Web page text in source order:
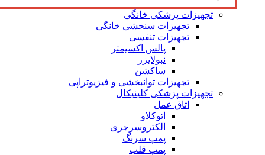
تجهیزات پزشکی خانگی
تجهیزات سنجشی خانگی
تجهیزات تنفسی
پالس اکسیمتر
نبولایزر
ساکشن
تجهیزات توانبخشی و فیزیوتراپی
تجهیزات پزشکی کلینیکال
اتاق عمل
اتوکلاو
الکتروسرجری
پمپ سرنگ
پمپ قلب